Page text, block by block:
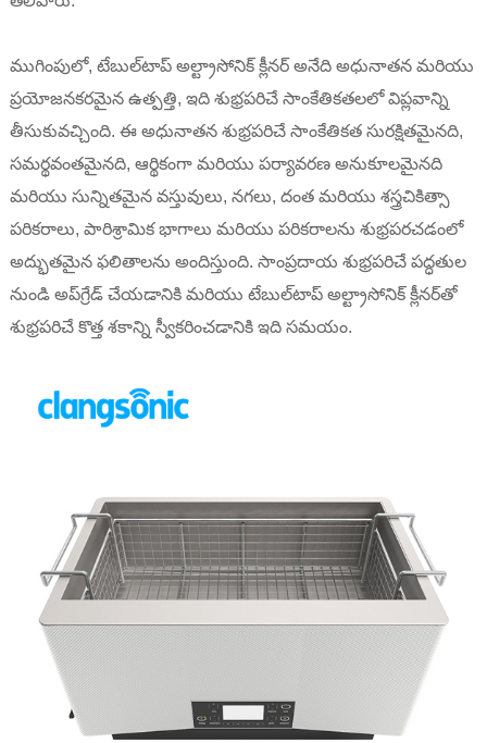
ముగింపులో, టేబుల్‌టాప్ అల్ట్రాసోనిక్ క్లీనర్ అనేది అధునాతన మరియు
ప్రయోజనకరమైన ఉత్పత్తి, ఇది శుభ్రపరిచే సాంకేతికతలలో విప్లవాన్ని
తీసుకువచ్చింది. ఈ అధునాతన శుభ్రపరిచే సాంకేతికత సురక్షితమైనది,
సమర్థవంతమైనది, ఆర్థికంగా మరియు పర్యావరణ అనుకూలమైనది
మరియు సున్నితమైన వస్తువులు, నగలు, దంత మరియు శస్త్రచికిత్సా
పరికరాలు, పారిశ్రామిక భాగాలు మరియు పరికరాలను శుభ్రపరచడంలో
అద్భుతమైన ఫలితాలను అందిస్తుంది. సాంప్రదాయ శుభ్రపరిచే పద్ధతుల
నుండి అప్‌గ్రేడ్ చేయడానికి మరియు టేబుల్‌టాప్ అల్ట్రాసోనిక్ క్లీనర్‌తో
శుభ్రపరిచే కొత్త శకాన్ని స్వీకరించడానికి ఇది సమయం.